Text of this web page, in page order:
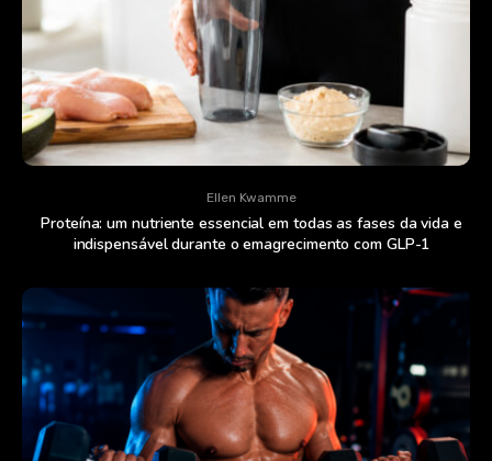
Ellen Kwamme
Proteína: um nutriente essencial em todas as fases da vida e
indispensável durante o emagrecimento com GLP-1